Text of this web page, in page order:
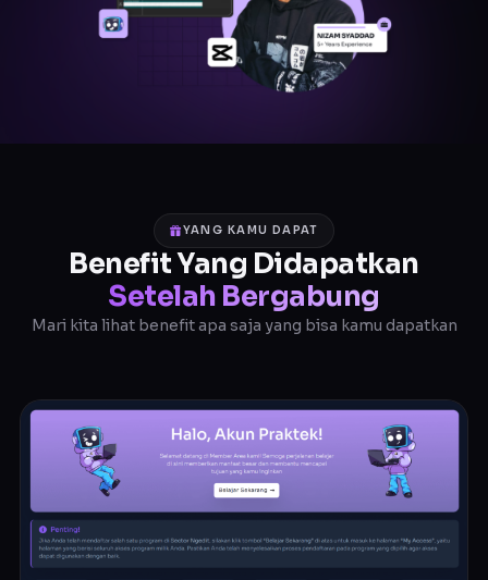
YANG KAMU DAPAT
Benefit Yang Didapatkan
Setelah Bergabung
Mari kita lihat benefit apa saja yang bisa kamu dapatkan